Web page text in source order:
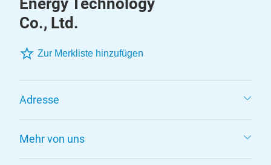
Energy Technology
Co., Ltd.
Zur Merkliste hinzufügen
Adresse
Mehr von uns